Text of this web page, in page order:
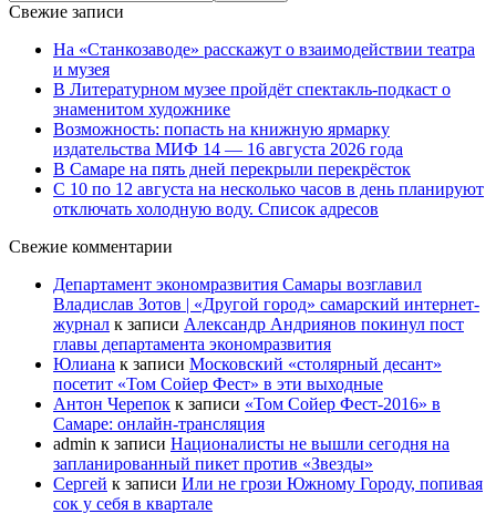
Свежие записи
На «Станкозаводе» расскажут о взаимодействии театра
и музея
В Литературном музее пройдёт спектакль-подкаст о
знаменитом художнике
Возможность: попасть на книжную ярмарку
издательства МИФ 14 — 16 августа 2026 года
В Самаре на пять дней перекрыли перекрёсток
С 10 по 12 августа на несколько часов в день планируют
отключать холодную воду. Список адресов
Свежие комментарии
Департамент экономразвития Самары возглавил
Владислав Зотов | «Другой город» самарский интернет-
журнал к записи Александр Андриянов покинул пост
главы департамента экономразвития
Юлиана к записи Московский «столярный десант»
посетит «Том Сойер Фест» в эти выходные
Антон Черепок к записи «Том Сойер Фест-2016» в
Самаре: онлайн-трансляция
admin к записи Националисты не вышли сегодня на
запланированный пикет против «Звезды»
Сергей к записи Или не грози Южному Городу, попивая
сок у себя в квартале